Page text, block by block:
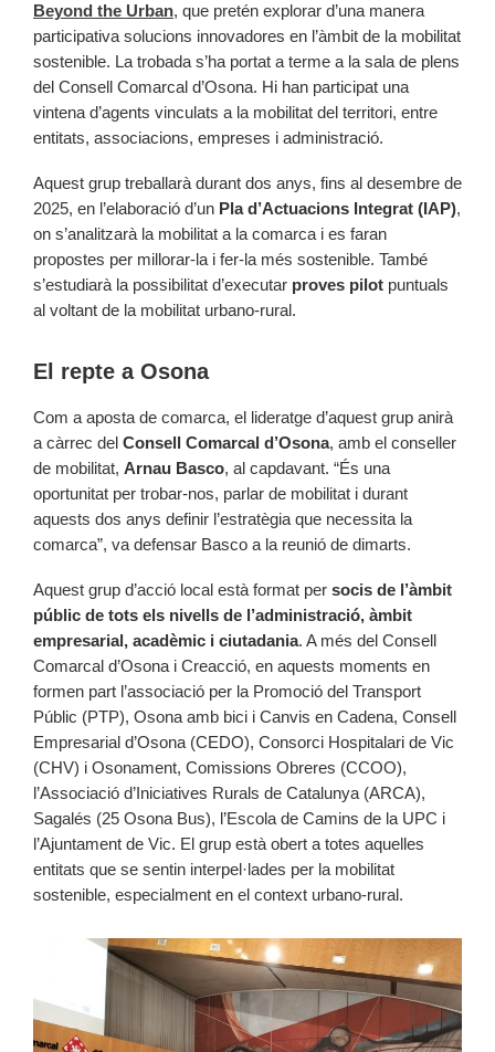
Beyond the Urban, que pretén explorar d’una manera
participativa solucions innovadores en l’àmbit de la mobilitat
sostenible. La trobada s’ha portat a terme a la sala de plens
del Consell Comarcal d’Osona. Hi han participat una
vintena d’agents vinculats a la mobilitat del territori, entre
entitats, associacions, empreses i administració.
Aquest grup treballarà durant dos anys, fins al desembre de
2025, en l’elaboració d’un Pla d’Actuacions Integrat (IAP),
on s’analitzarà la mobilitat a la comarca i es faran
propostes per millorar-la i fer-la més sostenible. També
s’estudiarà la possibilitat d’executar proves pilot puntuals
al voltant de la mobilitat urbano-rural.
El repte a Osona
Com a aposta de comarca, el lideratge d’aquest grup anirà
a càrrec del Consell Comarcal d’Osona, amb el conseller
de mobilitat, Arnau Basco, al capdavant. “És una
oportunitat per trobar-nos, parlar de mobilitat i durant
aquests dos anys definir l’estratègia que necessita la
comarca”, va defensar Basco a la reunió de dimarts.
Aquest grup d’acció local està format per socis de l’àmbit
públic de tots els nivells de l’administració, àmbit
empresarial, acadèmic i ciutadania. A més del Consell
Comarcal d’Osona i Creacció, en aquests moments en
formen part l’associació per la Promoció del Transport
Públic (PTP), Osona amb bici i Canvis en Cadena, Consell
Empresarial d’Osona (CEDO), Consorci Hospitalari de Vic
(CHV) i Osonament, Comissions Obreres (CCOO),
l’Associació d’Iniciatives Rurals de Catalunya (ARCA),
Sagalés (25 Osona Bus), l’Escola de Camins de la UPC i
l’Ajuntament de Vic. El grup està obert a totes aquelles
entitats que se sentin interpel·lades per la mobilitat
sostenible, especialment en el context urbano-rural.